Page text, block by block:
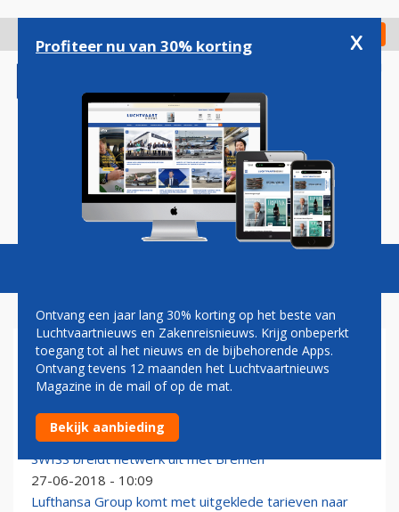
gaan
Check in
Magazine Podcasts Vacatures
SWISS
Zo zien de vernieuwde SWISS-lounges eruit
04-07-2018 - 09:39
SWISS breidt netwerk uit met Bremen
27-06-2018 - 10:09
Lufthansa Group komt met uitgeklede tarieven naar
Profiteer nu van 30% korting x
Ontvang een jaar lang 30% korting op het beste van
Luchtvaartnieuws en Zakenreisnieuws. Krijg onbeperkt
toegang tot al het nieuws en de bijbehorende Apps.
Ontvang tevens 12 maanden het Luchtvaartnieuws
Magazine in de mail of op de mat.
Bekijk aanbieding